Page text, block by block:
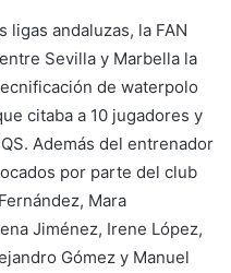
andaluzas, la FAN
Sevilla y Marbella la
de waterpolo
citaba a 10 jugadores y
Además del entrenador
por parte del club
Mara
Jiménez, Irene López,
Gómez y Manuel